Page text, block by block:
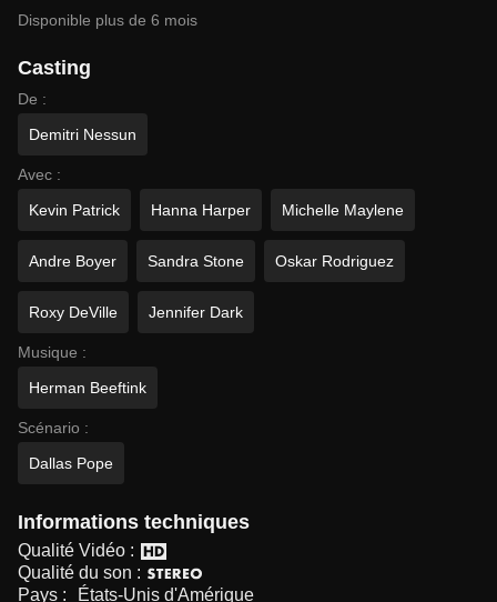
Disponible plus de 6 mois
Casting
De :
Demitri Nessun
Avec :
Kevin Patrick
Hanna Harper Michelle Maylene
Andre Boyer Sandra Stone Oskar Rodriguez
Roxy DeVille Jennifer Dark
Musique :
Herman Beeftink
Scénario :
Dallas Pope
Informations techniques
Qualité Vidéo :
Qualité du son :
Pays :
États-Unis d'Amérique